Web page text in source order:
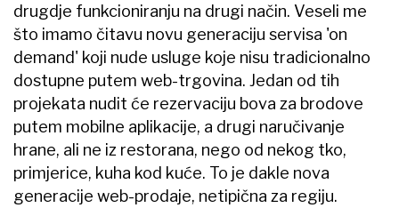
drugdje funkcioniranju na drugi način. Veseli me
što imamo čitavu novu generaciju servisa 'on
demand' koji nude usluge koje nisu tradicionalno
dostupne putem web-trgovina. Jedan od tih
projekata nudit će rezervaciju bova za brodove
putem mobilne aplikacije, a drugi naručivanje
hrane, ali ne iz restorana, nego od nekog tko,
primjerice, kuha kod kuće. To je dakle nova
generacije web-prodaje, netipična za regiju.